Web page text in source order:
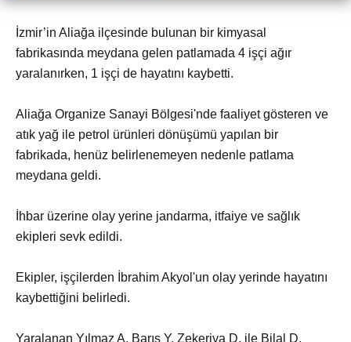
İzmir’in Aliağa ilçesinde bulunan bir kimyasal
fabrikasında meydana gelen patlamada 4 işçi ağır
yaralanırken, 1 işçi de hayatını kaybetti.
Aliağa Organize Sanayi Bölgesi'nde faaliyet gösteren ve
atık yağ ile petrol ürünleri dönüşümü yapılan bir
fabrikada, henüz belirlenemeyen nedenle patlama
meydana geldi.
İhbar üzerine olay yerine jandarma, itfaiye ve sağlık
ekipleri sevk edildi.
Ekipler, işçilerden İbrahim Akyol'un olay yerinde hayatını
kaybettiğini belirledi.
Yaralanan Yılmaz A, Barış Y, Zekeriya D. ile Bilal D,